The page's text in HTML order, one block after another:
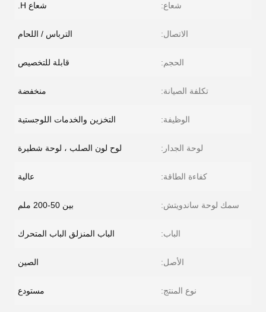
شعاع: شعاع H.
الاتصال: الترباس / اللحام
الحجم: قابلة للتخصيص
تكلفة الصيانة: منخفضة
الوظيفة: التخزين والخدمات اللوجستية
لوحة الجدار: لوح لون الصلب ، لوحة شطيرة
كفاءة الطاقة: عالية
سمك لوحة ساندويتش: بين 50-200 ملم
الباب: الباب المنزلق الباب المتحرك
الأصل: الصين
نوع المنتج: مستودع